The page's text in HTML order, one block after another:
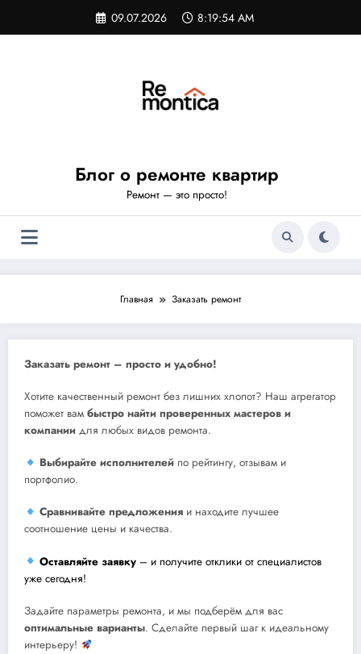
содержимому
09.07.2026 8:19:55 AM
Блог о ремонте квартир
Ремонт — это просто!
Главная Заказать ремонт
Заказать ремонт – просто и удобно!
Хотите качественный ремонт без лишних хлопот? Наш агрегатор
поможет вам быстро найти проверенных мастеров и
компании для любых видов ремонта.
Выбирайте исполнителей по рейтингу, отзывам и
портфолио.
Сравнивайте предложения и находите лучшее
соотношение цены и качества.
Оставляйте заявку – и получите отклики от специалистов
уже сегодня!
Задайте параметры ремонта, и мы подберём для вас
оптимальные варианты. Сделайте первый шаг к идеальному
интерьеру!